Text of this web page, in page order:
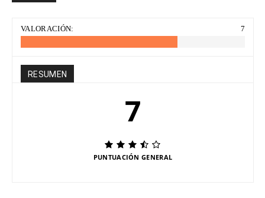
VALORACIÓN: 7
RESUMEN
7
PUNTUACIÓN GENERAL